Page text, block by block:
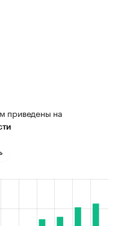
приведены на